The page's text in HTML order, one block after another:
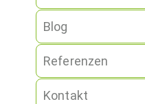
Blog
Referenzen
Kontakt